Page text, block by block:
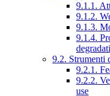
9.1.1.
9.1.2.
9.1.3.
9.1.4.
9.2. Strumenti
9.2.1.
9.2.2.
use